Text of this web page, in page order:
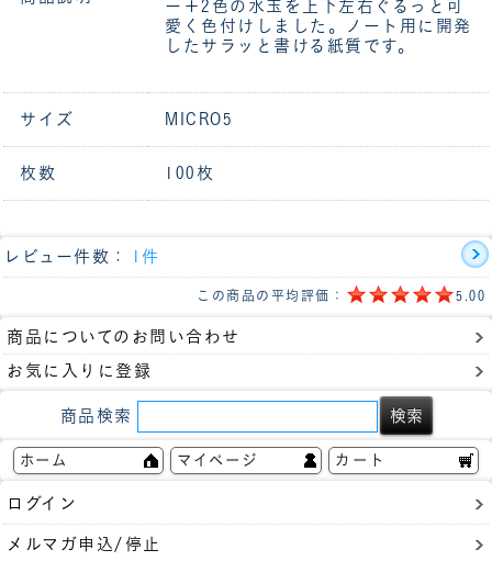
ー＋2色の水玉を上下左右ぐるっと可
愛く色付けしました。ノート用に開発
したサラッと書ける紙質です。
サイズ MICRO5
枚数 100枚
レビュー件数： 1件
この商品の平均評価： 5.00
商品についてのお問い合わせ
お気に入りに登録
商品検索
ホーム マイページ カート
ログイン
メルマガ申込/停止